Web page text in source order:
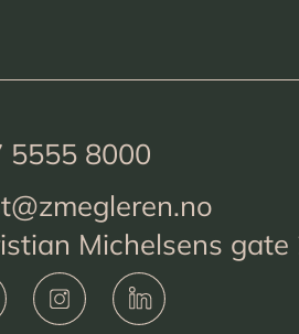
5555 8000
Michelsens